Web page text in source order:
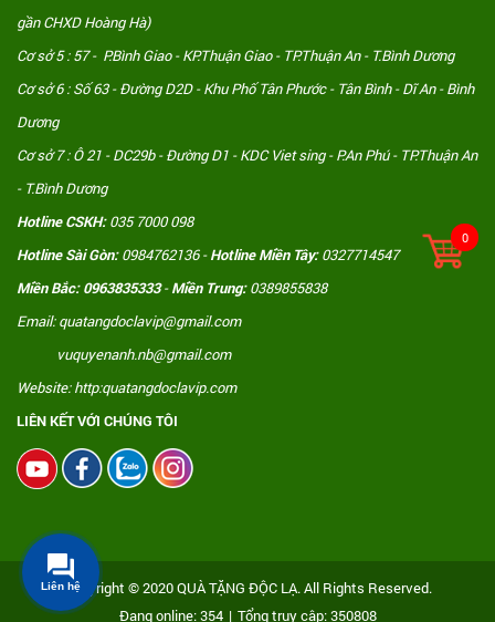
gần CHXD Hoàng Hà)
Cơ sở 5 : 57 - P.Bình Giao - KP.Thuận Giao - TP.Thuận An - T.Bình Dương
Cơ sở 6 : Số 63 - Đường D2D - Khu Phố Tân Phước - Tân Bình - Dĩ An - Bình
Dương
Cơ sở 7 : Ô 21 - DC29b - Đường D1 - KDC Viet sing - P.An Phú - TP.Thuận An
- T.Bình Dương
Hotline CSKH:035 7000 098
Hotline Sài Gòn:0984762136 -Hotline Miền Tây:0327714547
Miền Bắc: 0963835333-Miền Trung:0389855838
Email: quatangdoclavip@gmail.com
vuquyenanh.nb@gmail.com
Website: http:quatangdoclavip.com
LIÊN KẾT VỚI CHÚNG TÔI
Copyright © 2020 QUÀ TẶNG ĐỘC LẠ. All Rights Reserved.
Đang online: 354 | Tổng truy cập: 350808
Liên hệ
0